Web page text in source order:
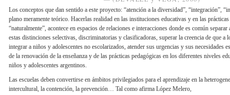
Los conceptos que dan sentido a este proyecto: “atención a la diversidad”, “integración”,
plano meramente teórico. Hacerlas realidad en las instituciones educativas y en las
“naturalmente”, acontece en espacios de relaciones e interacciones donde es común
estas distinciones selectivas, discriminatorias y clasificadoras, superar la creencia de que
integrar a niños y adolescentes no escolarizados, atender sus urgencias y sus
de la renovación de la enseñanza y de las prácticas pedagógicas en los diferentes niveles
niños y adolescentes argentinos.
Las escuelas deben convertirse en ámbitos privilegiados para el aprendizaje en la
intercultural, la contención, la prevención… Tal como afirma López Melero,